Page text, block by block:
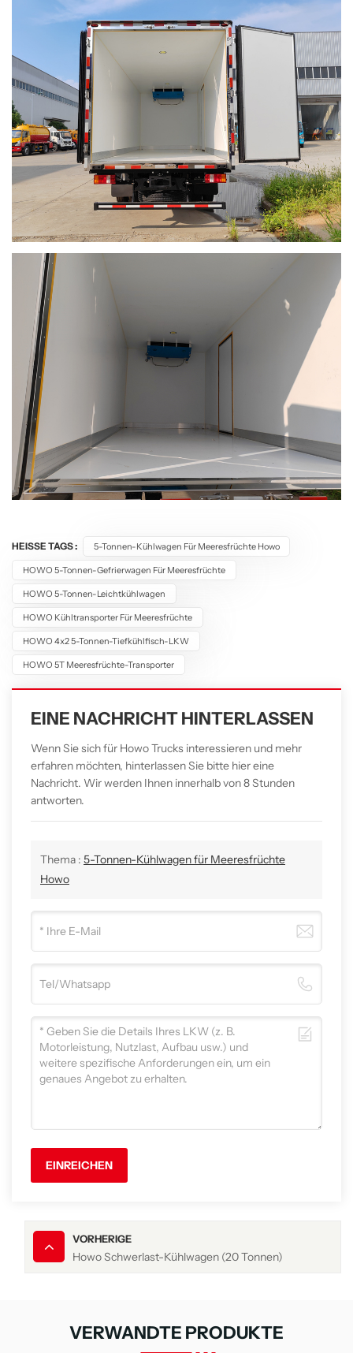
HEISSE TAGS : 5-Tonnen-Kühlwagen Für Meeresfrüchte Howo
HOWO 5-Tonnen-Gefrierwagen Für Meeresfrüchte
HOWO 5-Tonnen-Leichtkühlwagen
HOWO Kühltransporter Für Meeresfrüchte
HOWO 4x2 5-Tonnen-Tiefkühlfisch-LKW
HOWO 5T Meeresfrüchte-Transporter
EINE NACHRICHT HINTERLASSEN
Wenn Sie sich für Howo Trucks interessieren und mehr
erfahren möchten, hinterlassen Sie bitte hier eine
Nachricht. Wir werden Ihnen innerhalb von 8 Stunden
antworten.
Thema : 5-Tonnen-Kühlwagen für Meeresfrüchte
Howo
EINREICHEN
VORHERIGE
Howo Schwerlast-Kühlwagen (20 Tonnen)
VERWANDTE PRODUKTE